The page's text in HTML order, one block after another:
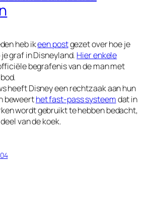
heb ikeen postgezet over hoe je
graf in Disneyland. Hier enkele
begrafenis van de man met
heeft Disney een rechtzaak aan hun
beweerthet fast-pass systeemdat in
wordt gebruikt te hebben bedacht,
van de koek.